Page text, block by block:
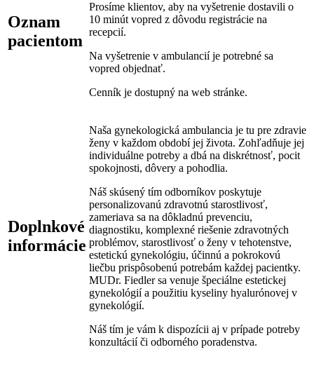
Oznam
pacientom
Prosíme klientov, aby na vyšetrenie dostavili o
10 minút vopred z dôvodu registrácie na
recepcií.
Na vyšetrenie v ambulancií je potrebné sa
vopred objednať.
Cenník je dostupný na web stránke.
Doplnkové
informácie
Naša gynekologická ambulancia je tu pre zdravie
ženy v každom období jej života. Zohľadňuje jej
individuálne potreby a dbá na diskrétnosť, pocit
spokojnosti, dôvery a pohodlia.
Náš skúsený tím odborníkov poskytuje
personalizovanú zdravotnú starostlivosť,
zameriava sa na dôkladnú prevenciu,
diagnostiku, komplexné riešenie zdravotných
problémov, starostlivosť o ženy v tehotenstve,
estetickú gynekológiu, účinnú a pokrokovú
liečbu prispôsobenú potrebám každej pacientky.
MUDr. Fiedler sa venuje špeciálne estetickej
gynekológií a použitiu kyseliny hyalurónovej v
gynekológií.
Náš tím je vám k dispozícii aj v prípade potreby
konzultácií či odborného poradenstva.